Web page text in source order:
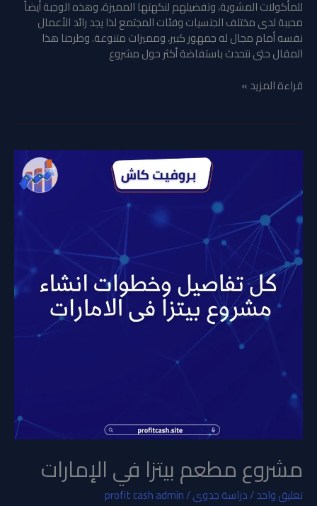
للمأكولات المشوية، وتفضيلهم لنكهتها المميزة، وهذه الوجبة أيضاً
محببة لدى مختلف الجنسيات وفئات المجتمع لذا يجد رائد الأعمال
نفسه أمام مجال له جمهور كبير، ومميزات متنوعة. وطرحنا هذا
المقال حتى نتحدث باستفاضة أكثر حول مشروع
قراءة المزيد »
مشروع مطعم بيتزا في الإمارات
تعليق واحد/دراسة جدوى/
profit cash admin
مشروع
بيتزا
في
الإمارات